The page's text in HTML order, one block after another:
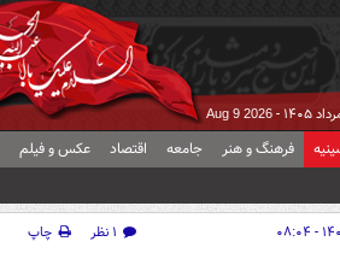
Aug 9 2026
فرهنگ و هنر جامعه اقتصاد عکس و فیلم
۱ نظر
چاپ